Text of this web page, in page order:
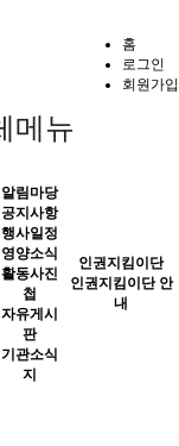
홈
로그인
회원가입
알림마당
공지사항
행사일정
영양소식
활동사진
첩
자유게시
판
기관소식
지
인권지킴이단
인권지킴이단 안
내